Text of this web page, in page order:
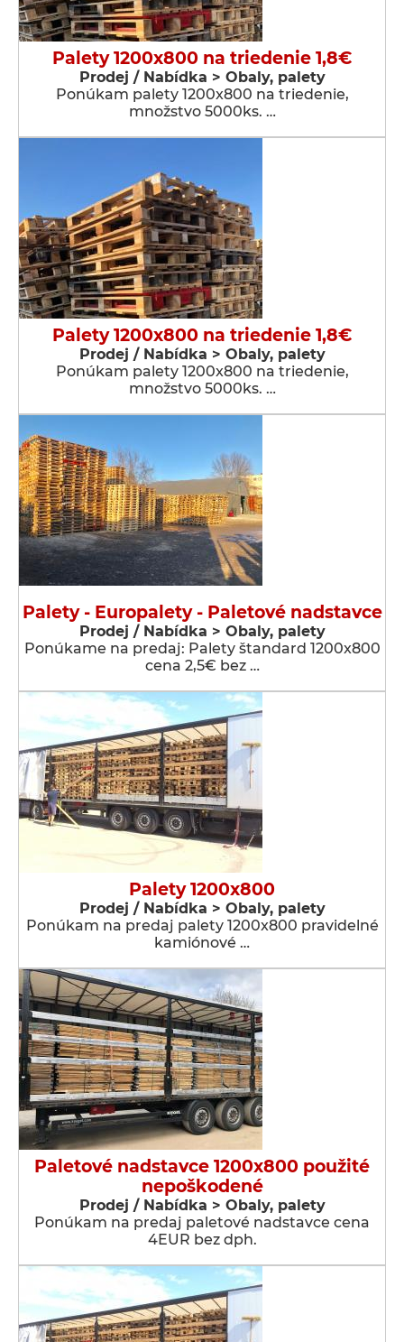
Palety 1200x800 na triedenie 1,8€
Prodej / Nabídka > Obaly, palety
Ponúkam palety 1200x800 na triedenie,
množstvo 5000ks. …
Palety 1200x800 na triedenie 1,8€
Prodej / Nabídka > Obaly, palety
Ponúkam palety 1200x800 na triedenie,
množstvo 5000ks. …
Palety - Europalety - Paletové nadstavce
Prodej / Nabídka > Obaly, palety
Ponúkame na predaj: Palety štandard 1200x800
cena 2,5€ bez …
Palety 1200x800
Prodej / Nabídka > Obaly, palety
Ponúkam na predaj palety 1200x800 pravidelné
kamiónové …
Paletové nadstavce 1200x800 použité
nepoškodené
Prodej / Nabídka > Obaly, palety
Ponúkam na predaj paletové nadstavce cena
4EUR bez dph.